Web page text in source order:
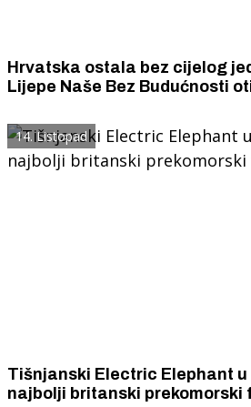
Hrvatska ostala bez cijelog
Lijepe Naše Bez Budućnosti
14. Listopad
Tišnjanski Electric Elephant
najbolji britanski prekomorski